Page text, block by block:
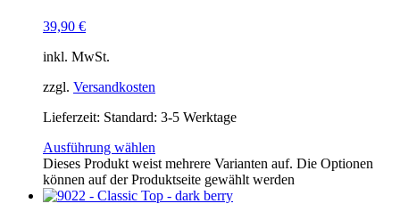
39,90 €
inkl. MwSt.
zzgl. Versandkosten
Lieferzeit: Standard: 3-5 Werktage
Ausführung wählen
Dieses Produkt weist mehrere Varianten auf. Die Optionen
können auf der Produktseite gewählt werden